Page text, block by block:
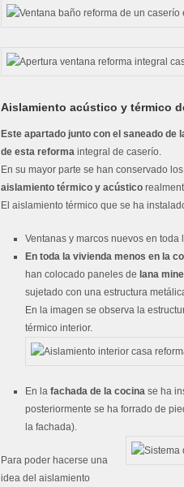
Aislamiento acústico y térmico
Este apartado junto con el saneado de
de esta reforma integral de caserío.
En su mayor parte se han conservado los
aislamiento térmico y acústico
El aislamiento térmico que se ha
Ventanas y marcos nuevos en toda
En toda la vivienda menos en la
han colocado paneles de lana
sujetado con una estructura
En la imagen se observa la
térmico interior.
En la fachada de la cocina se ha
posteriormente se ha forrado de
la fachada).
Para poder hacerse una
idea del aislamiento